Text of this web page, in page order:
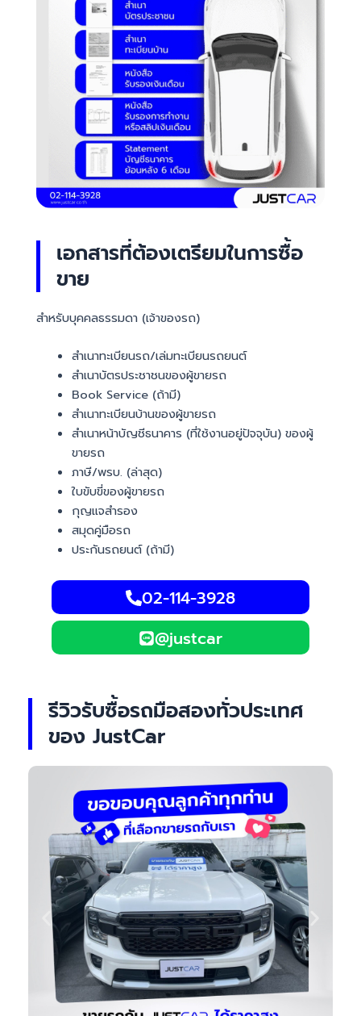
เอกสารที่ต้องเตรียมในการซื้อ
ขาย
สำหรับบุคคลธรรมดา (เจ้าของรถ)
สำเนาทะเบียนรถ/เล่มทะเบียนรถยนต์
สำเนาบัตรประชาชนของผู้ขายรถ
Book Service (ถ้ามี)
สำเนาทะเบียนบ้านของผู้ขายรถ
สำเนาหน้าบัญชีธนาคาร (ที่ใช้งานอยู่ปัจจุบัน) ของผู้
ขายรถ
ภาษี/พรบ. (ล่าสุด)
ใบขับขี่ของผู้ขายรถ
กุญแจสำรอง
สมุดคู่มือรถ
ประกันรถยนต์ (ถ้ามี)
02-114-3928
@justcar
รีวิวรับซื้อรถมือสองทั่วประเทศ
ของ JustCar